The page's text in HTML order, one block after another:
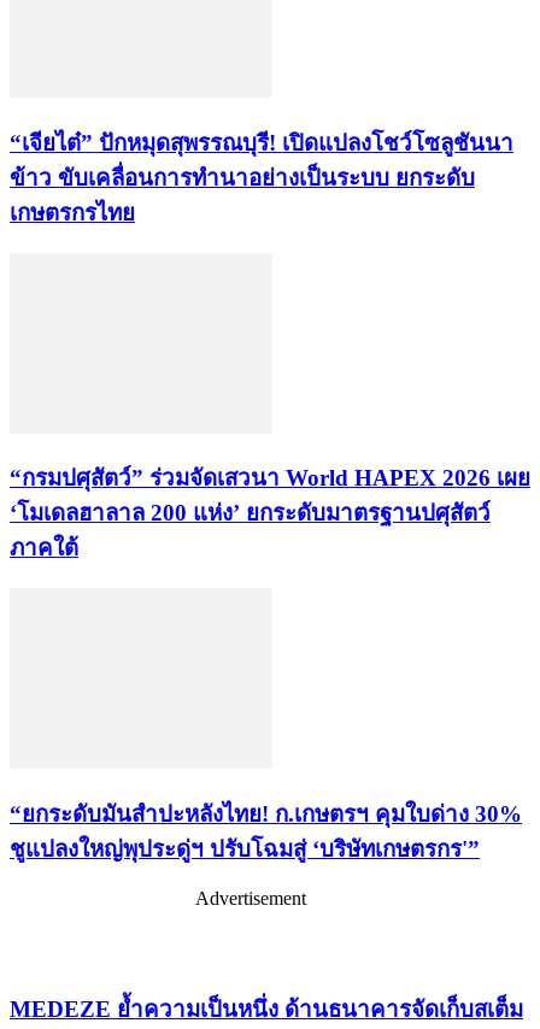
“เจียไต๋” ปักหมุดสุพรรณบุรี! เปิดแปลงโชว์โซลูชันนา
ข้าว ขับเคลื่อนการทำนาอย่างเป็นระบบ ยกระดับ
เกษตรกรไทย
“กรมปศุสัตว์” ร่วมจัดเสวนา World HAPEX 2026 เผย
‘โมเดลฮาลาล 200 แห่ง’ ยกระดับมาตรฐานปศุสัตว์
ภาคใต้
“ยกระดับมันสำปะหลังไทย! ก.เกษตรฯ คุมใบด่าง 30%
ชูแปลงใหญ่พุประดู่ฯ ปรับโฉมสู่ ‘บริษัทเกษตรกร'”
Advertisement
MEDEZE ย้ำความเป็นหนึ่ง ด้านธนาคารจัดเก็บสเต็ม